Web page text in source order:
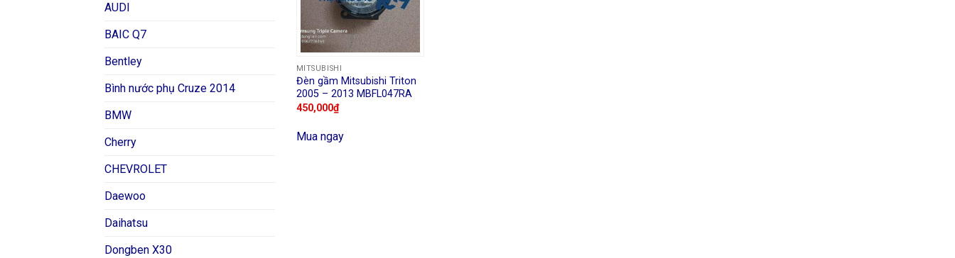
AUDI
BAIC Q7
Bentley
Bình nước phụ Cruze 2014
BMW
Cherry
CHEVROLET
Daewoo
Daihatsu
Dongben X30
MITSUBISHI
Đèn gầm Mitsubishi Triton
2005 – 2013 MBFL047RA
450,000₫
Mua ngay